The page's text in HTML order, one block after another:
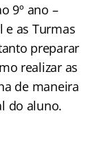
9º ano –
e as Turmas
preparar
realizar as
de maneira
do aluno.